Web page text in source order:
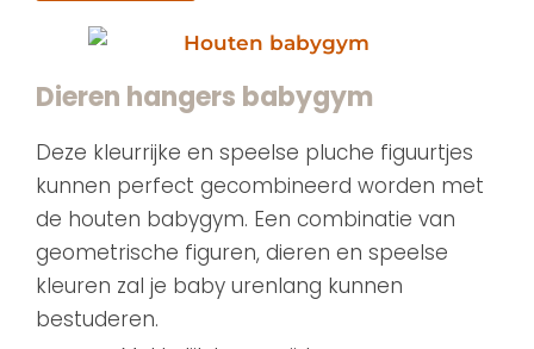
Dieren hangers babygym
Deze kleurrijke en speelse pluche figuurtjes
kunnen perfect gecombineerd worden met
de houten babygym. Een combinatie van
geometrische figuren, dieren en speelse
kleuren zal je baby urenlang kunnen
bestuderen.